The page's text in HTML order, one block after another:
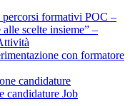
formativi POC –
scelte insieme” –
con formatore
candidature
candidature Job